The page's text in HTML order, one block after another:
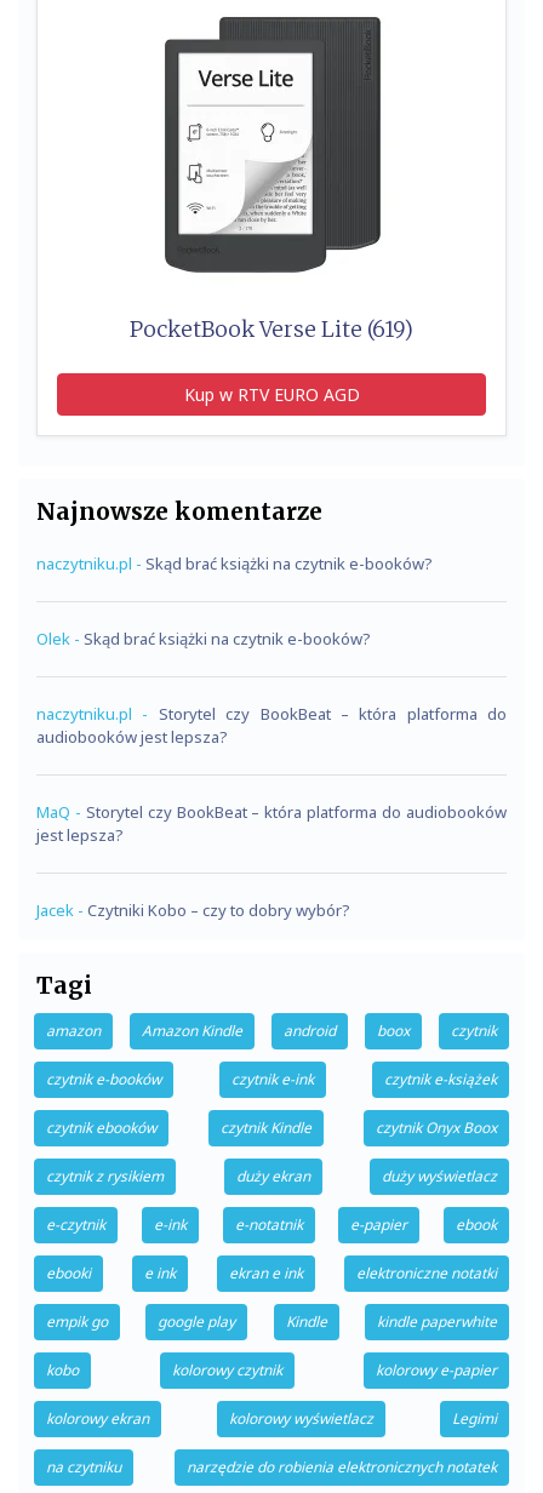
PocketBook Verse Lite (619)
Kup w RTV EURO AGD
Najnowsze komentarze
naczytniku.pl - Skąd brać książki na czytnik e-booków?
Olek - Skąd brać książki na czytnik e-booków?
naczytniku.pl - Storytel czy BookBeat – która platforma do
audiobooków jest lepsza?
MaQ - Storytel czy BookBeat – która platforma do audiobooków
jest lepsza?
Jacek - Czytniki Kobo – czy to dobry wybór?
Tagi
amazon Amazon Kindle android boox czytnik
czytnik e-booków czytnik e-ink czytnik e-książek
czytnik ebooków czytnik Kindle czytnik Onyx Boox
czytnik z rysikiem duży ekran duży wyświetlacz
e-czytnik e-ink e-notatnik e-papier ebook
ebooki e ink ekran e ink elektroniczne notatki
empik go google play Kindle kindle paperwhite
kobo kolorowy czytnik kolorowy e-papier
kolorowy ekran kolorowy wyświetlacz Legimi
na czytniku narzędzie do robienia elektronicznych notatek